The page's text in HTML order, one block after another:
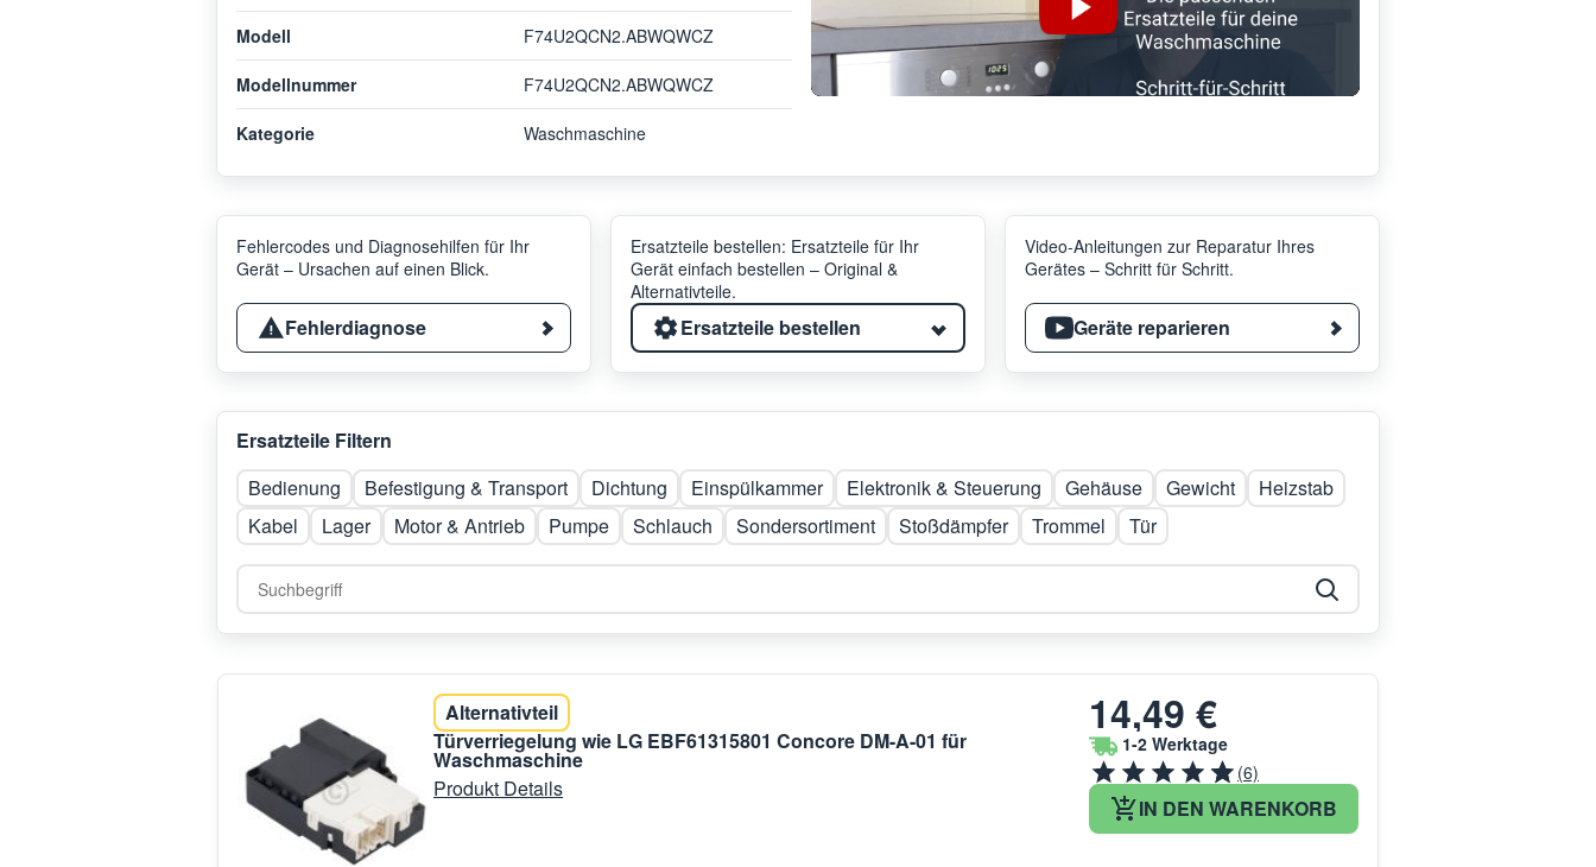
Modell F74U2QCN2.ABWQWCZ
Modellnummer F74U2QCN2.ABWQWCZ
Kategorie Waschmaschine
Fehlercodes und Diagnosehilfen für Ihr
Gerät – Ursachen auf einen Blick.
Fehlerdiagnose
Ersatzteile bestellen: Ersatzteile für Ihr
Gerät einfach bestellen – Original &
Alternativteile.
Ersatzteile bestellen
Video-Anleitungen zur Reparatur Ihres
Gerätes – Schritt für Schritt.
Geräte reparieren
Ersatzteile Filtern
Bedienung
Befestigung & Transport Dichtung Einspülkammer Elektronik & Steuerung Gehäuse Gewicht
Heizstab
Kabel
Lager Motor & Antrieb Pumpe Schlauch Sondersortiment Stoßdämpfer Trommel Tür
Alternativteil
Türverriegelung wie LG EBF61315801 Concore DM-A-01 für
Waschmaschine
Produkt Details
14,49 €
1-2 Werktage
(6)
IN DEN WARENKORB